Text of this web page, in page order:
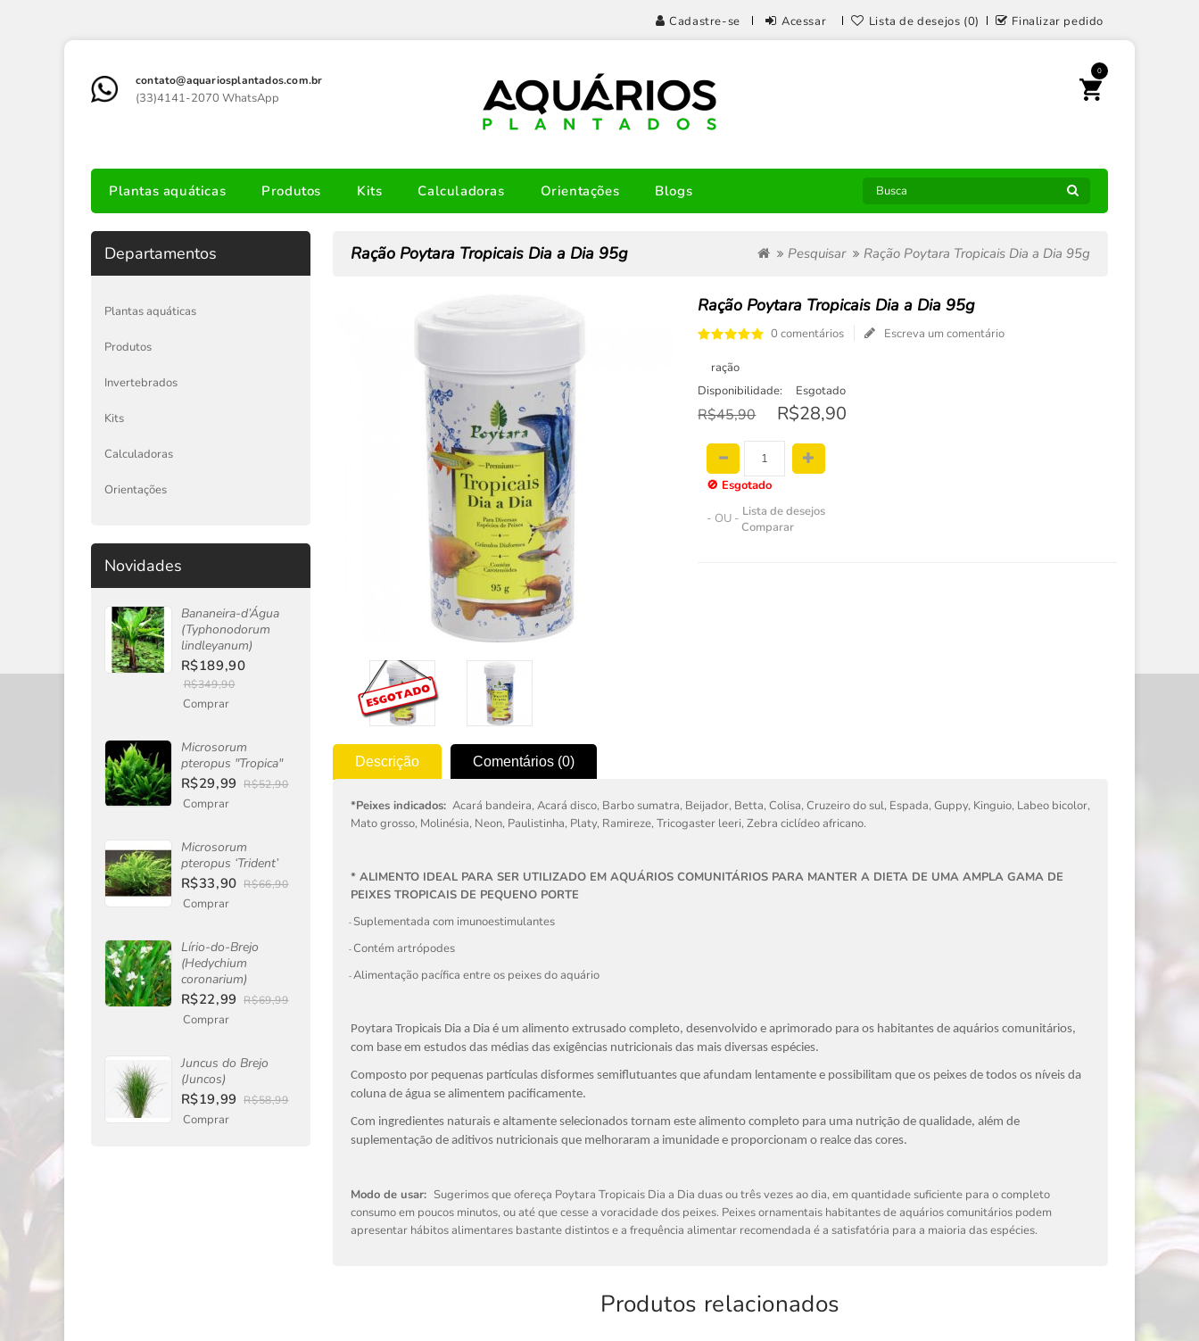
Cadastre-se Acessar Lista de desejos (0) Finalizar pedido
contato@aquariosplantados.com.br
(33)4141-2070 WhatsApp
0
Plantas aquáticas Produtos Kits Calculadoras Orientações Blogs
Departamentos
Plantas aquáticas
Produtos
Invertebrados
Kits
Calculadoras
Orientações
Novidades
Bananeira-d’Água
(Typhonodorum
lindleyanum)
R$189,90
R$349,90
Comprar
Microsorum
pteropus "Tropica"
R$29,99 R$52,90
Comprar
Microsorum
pteropus ‘Trident’
R$33,90 R$66,90
Comprar
Lírio-do-Brejo
(Hedychium
coronarium)
R$22,99 R$69,99
Comprar
Juncus do Brejo
(Juncos)
R$19,99 R$58,99
Comprar
Ração Poytara Tropicais Dia a Dia 95g Pesquisar Ração Poytara Tropicais Dia a Dia 95g
Ração Poytara Tropicais Dia a Dia 95g
0 comentários Escreva um comentário
ração
Disponibilidade:
Esgotado
R$45,90 R$28,90
🚫 Esgotado
- OU - Lista de desejos
Comparar
Descrição Comentários (0)
*Peixes indicados: Acará bandeira, Acará disco, Barbo sumatra, Beijador, Betta, Colisa, Cruzeiro do sul, Espada, Guppy, Kinguio, Labeo bicolor,
Mato grosso, Molinésia, Neon, Paulistinha, Platy, Ramireze, Tricogaster leeri, Zebra ciclídeo africano.
* ALIMENTO IDEAL PARA SER UTILIZADO EM AQUÁRIOS COMUNITÁRIOS PARA MANTER A DIETA DE UMA AMPLA GAMA DE
PEIXES TROPICAIS DE PEQUENO PORTE
- Suplementada com imunoestimulantes
- Contém artrópodes
- Alimentação pacífica entre os peixes do aquário
Poytara Tropicais Dia a Dia é um alimento extrusado completo, desenvolvido e aprimorado para os habitantes de aquários comunitários,
com base em estudos das médias das exigências nutricionais das mais diversas espécies.
Composto por pequenas partículas disformes semiflutuantes que afundam lentamente e possibilitam que os peixes de todos os níveis da
coluna de água se alimentem pacificamente.
Com ingredientes naturais e altamente selecionados tornam este alimento completo para uma nutrição de qualidade, além de
suplementação de aditivos nutricionais que melhoraram a imunidade e proporcionam o realce das cores.
Modo de usar: Sugerimos que ofereça Poytara Tropicais Dia a Dia duas ou três vezes ao dia, em quantidade suficiente para o completo
consumo em poucos minutos, ou até que cesse a voracidade dos peixes. Peixes ornamentais habitantes de aquários comunitários podem
apresentar hábitos alimentares bastante distintos e a frequência alimentar recomendada é a satisfatória para a maioria das espécies.
Produtos relacionados